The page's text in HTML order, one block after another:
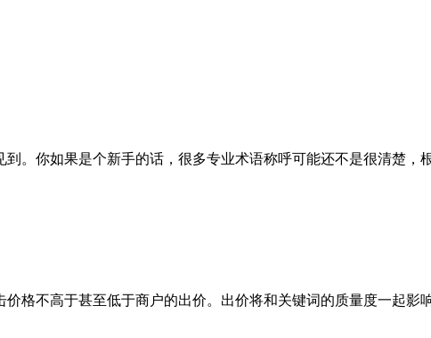
。你如果是个新手的话，很多专业术语称呼可能还不是很清楚，
格不高于甚至低于商户的出价。出价将和关键词的质量度一起影